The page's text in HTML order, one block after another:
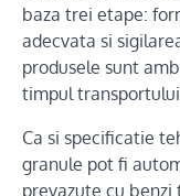
baza trei etape:
adecvata si
produsele sunt
timpul transportului
Ca si specificatie
granule pot fi
prevazute cu